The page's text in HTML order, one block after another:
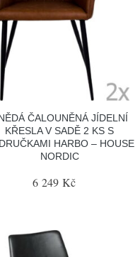
ČALOUNĚNÁ JÍDELNÍ
KŘESLA V SADĚ 2 KS S
HARBO – HOUSE
NORDIC
6 249 Kč